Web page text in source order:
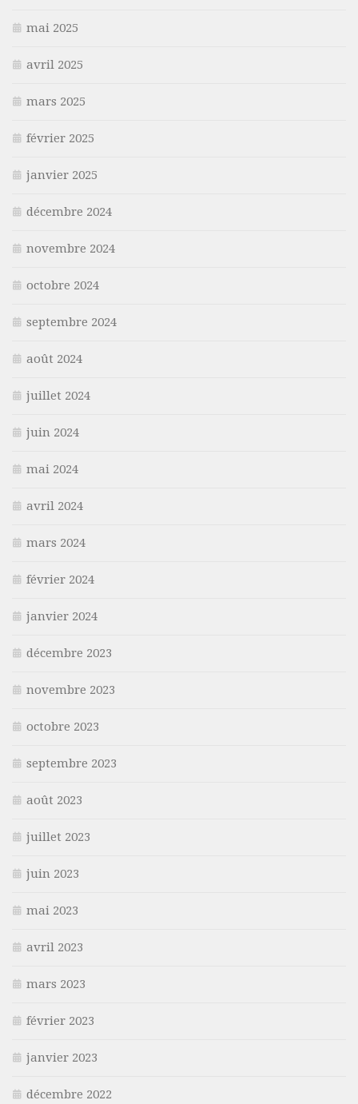
mai 2025
avril 2025
mars 2025
février 2025
janvier 2025
décembre 2024
novembre 2024
octobre 2024
septembre 2024
août 2024
juillet 2024
juin 2024
mai 2024
avril 2024
mars 2024
février 2024
janvier 2024
décembre 2023
novembre 2023
octobre 2023
septembre 2023
août 2023
juillet 2023
juin 2023
mai 2023
avril 2023
mars 2023
février 2023
janvier 2023
décembre 2022